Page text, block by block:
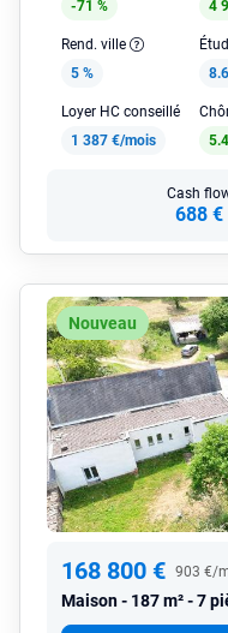
-71 %
4
Rend. ville
5 %
Loyer HC conseillé
1 387 €/mois
Cash
688 €
Nouveau
168 800 € 903 €/
Maison 187 m² - 7